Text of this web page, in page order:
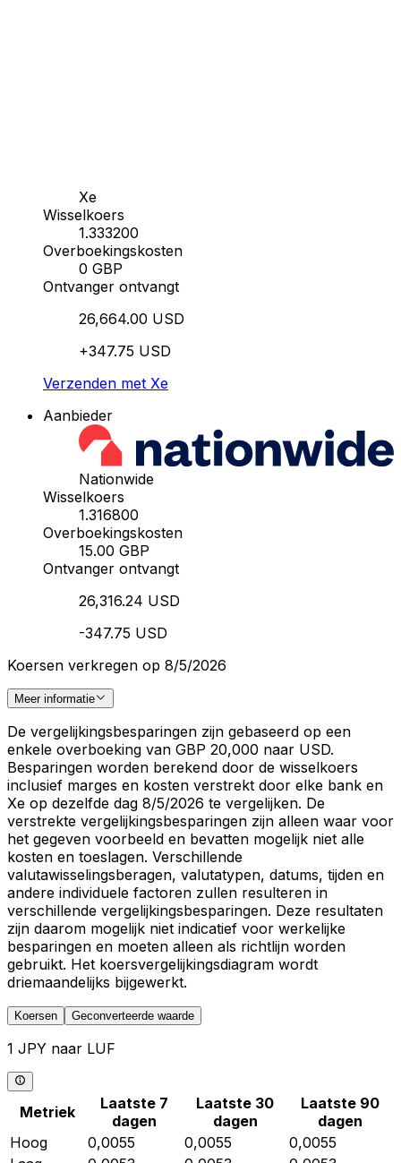
Xe
Wisselkoers
1.333200
Overboekingskosten
0 GBP
Ontvanger ontvangt
26,664.00 USD
+347.75 USD
Verzenden met Xe
Aanbieder
Nationwide
Wisselkoers
1.316800
Overboekingskosten
15.00 GBP
Ontvanger ontvangt
26,316.24 USD
-347.75 USD
Koersen verkregen op 8/5/2026
Meer informatie
De vergelijkingsbesparingen zijn gebaseerd op een
enkele overboeking van GBP 20,000 naar USD.
Besparingen worden berekend door de wisselkoers
inclusief marges en kosten verstrekt door elke bank en
Xe op dezelfde dag 8/5/2026 te vergelijken. De
verstrekte vergelijkingsbesparingen zijn alleen waar voor
het gegeven voorbeeld en bevatten mogelijk niet alle
kosten en toeslagen. Verschillende
valutawisselingsberagen, valutatypen, datums, tijden en
andere individuele factoren zullen resulteren in
verschillende vergelijkingsbesparingen. Deze resultaten
zijn daarom mogelijk niet indicatief voor werkelijke
besparingen en moeten alleen als richtlijn worden
gebruikt. Het koersvergelijkingsdiagram wordt
driemaandelijks bijgewerkt.
Koersen Geconverteerde waarde
1 JPY naar LUF
Metriek
Laatste 7
dagen
Laatste 30
dagen
Laatste 90
dagen
Hoog
0,0055 0,0055
0,0055